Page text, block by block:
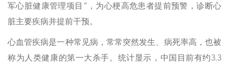
军心脏健康管理项目”，为心梗高危患者提前预警，诊断心
脏主要疾病并提前干预。
心血管疾病是一种常见病，常常突然发生、病死率高，也被
称为人类健康的第一大杀手。统计显示，中国目前有约3.3